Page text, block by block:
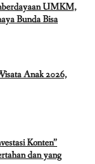
UMKM,
Bunda Bisa
Anak 2026,
Konten”
dan yang